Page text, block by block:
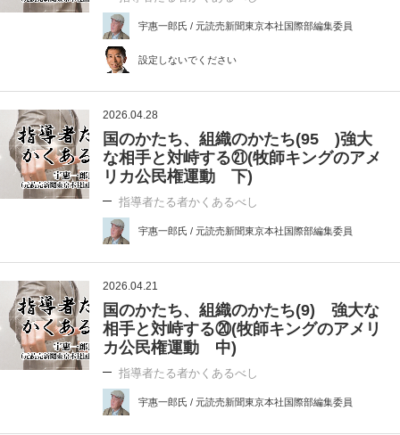
宇惠一郎氏 / 元読売新聞東京本社国際部編集委員
設定しないでください
2026.04.28
国のかたち、組織のかたち(95 )強大
な相手と対峙する㉑(牧師キングのアメ
リカ公民権運動 下)
指導者たる者かくあるべし
宇惠一郎氏 / 元読売新聞東京本社国際部編集委員
2026.04.21
国のかたち、組織のかたち(9) 強大な
相手と対峙する⑳(牧師キングのアメリ
カ公民権運動 中)
指導者たる者かくあるべし
宇惠一郎氏 / 元読売新聞東京本社国際部編集委員